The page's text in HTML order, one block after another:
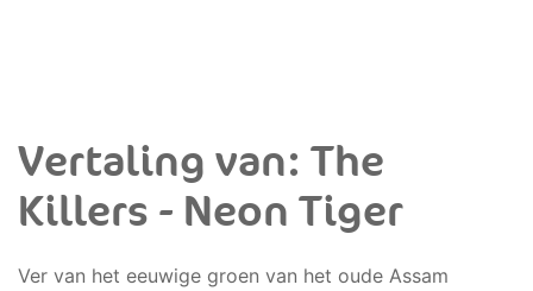
Vertaling van: The
Killers - Neon Tiger
Ver van het eeuwige groen van het oude Assam